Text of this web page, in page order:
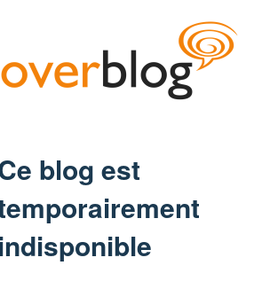
blog est
indisponible